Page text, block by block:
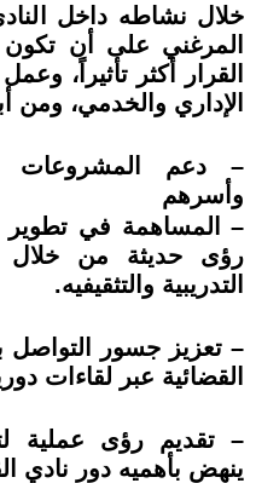
خلال نشاطه داخل
المرغني على أن
القرار أكثر تأثيراً،
الإداري والخدمي، ومن
– دعم المشروعات
وأسرهم
– المساهمة في
رؤى حديثة من خلال
التدريبية والتثقيفيه.
– تعزيز جسور التواصل
القضائية عبر لقاءات
– تقديم رؤى عملية
ينهض بأهميه دور نادي